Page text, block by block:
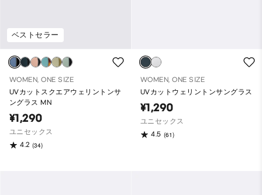
ベストセラー
WOMEN, ONE SIZE
UVカットスクエアウェリントンサ
ングラス MN
¥1,290
ユニセックス
4.2 (34)
WOMEN, ONE SIZE
UVカットウェリントンサングラス
¥1,290
ユニセックス
4.5 (61)